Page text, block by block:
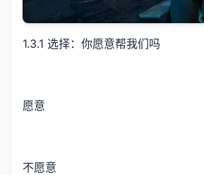
1.3.1 选择：你愿意帮我们吗
愿意
不愿意